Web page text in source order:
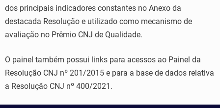
dos principais indicadores constantes no Anexo da
destacada Resolução e utilizado como mecanismo de
avaliação no Prêmio CNJ de Qualidade.
O painel também possui links para acessos ao Painel da
Resolução CNJ nº 201/2015 e para a base de dados relativa
a Resolução CNJ nº 400/2021.